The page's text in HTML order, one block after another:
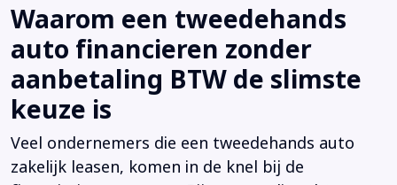
Waarom een tweedehands
auto financieren zonder
aanbetaling BTW de slimste
keuze is
Veel ondernemers die een tweedehands auto
zakelijk leasen, komen in de knel bij de